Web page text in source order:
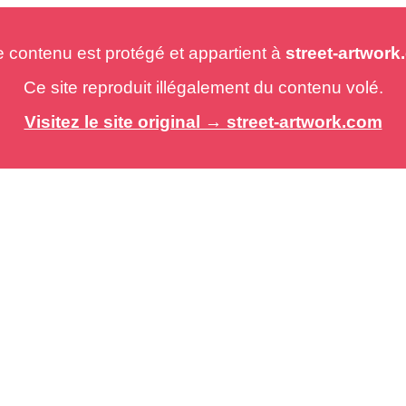
est protégé et appartient à street-
Ce site reproduit illégalement du contenu volé.
Visitez le site original → street-artwork.com